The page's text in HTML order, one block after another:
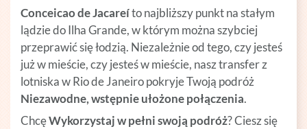
Conceicao de Jacareíto najbliższy punkt na stałym
lądzie do Ilha Grande, w którym można szybciej
przeprawić się łodzią. Niezależnie od tego, czy jesteś
już w mieście, czy jesteś w mieście, nasz transfer z
lotniska w Rio de Janeiro pokryje Twoją podróż
Niezawodne, wstępnie ułożone połączenia.
ChcęWykorzystaj w pełni swoją podróż? Ciesz się